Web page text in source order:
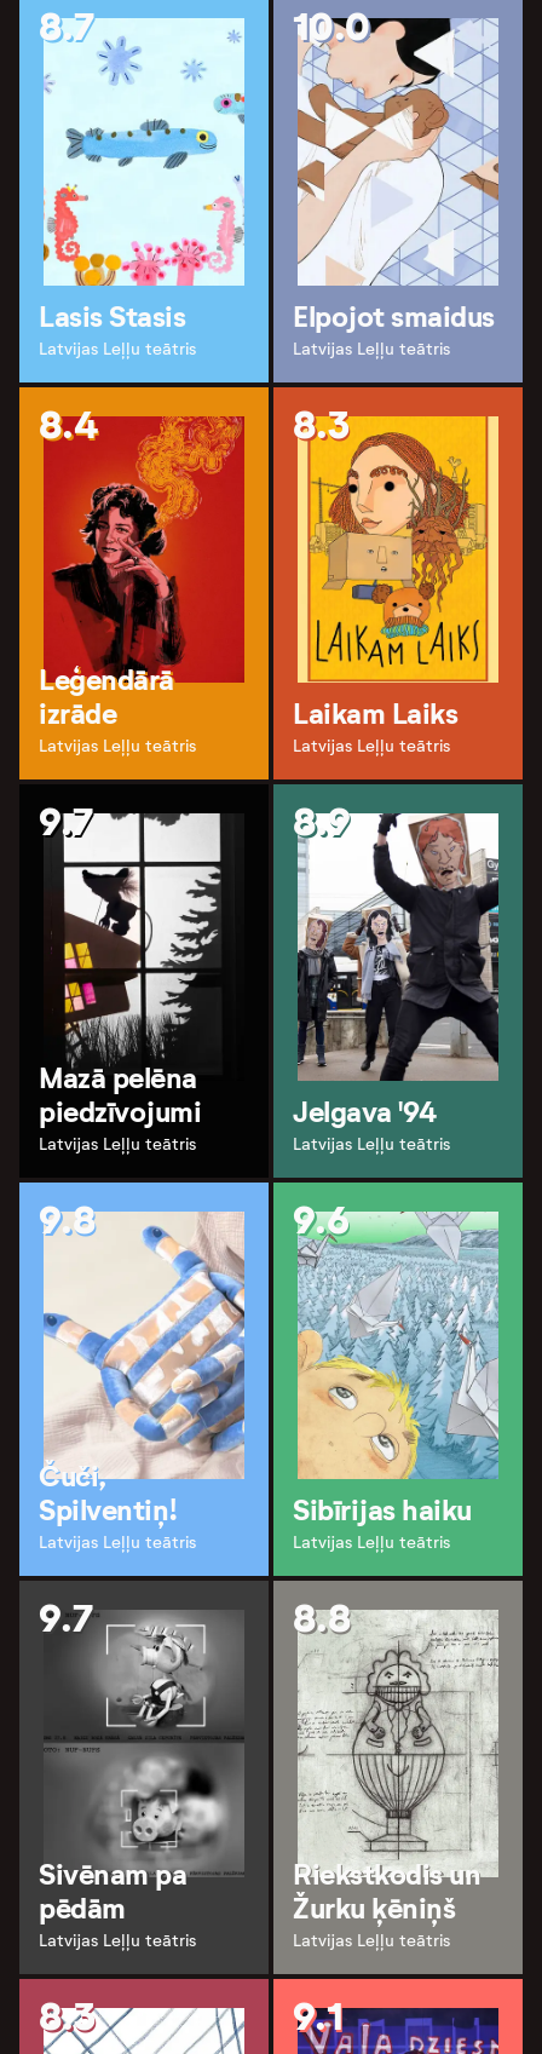
8.7
Lasis Stasis
Latvijas Leļļu teātris
10.0
Elpojot smaidus
Latvijas Leļļu teātris
8.4
Leģendārā
izrāde
Latvijas Leļļu teātris
8.3
Laikam Laiks
Latvijas Leļļu teātris
9.7
Mazā pelēna
piedzīvojumi
Latvijas Leļļu teātris
8.9
Jelgava '94
Latvijas Leļļu teātris
9.8
Čuči,
Spilventiņ!
Latvijas Leļļu teātris
9.6
Sibīrijas haiku
Latvijas Leļļu teātris
9.7
Sivēnam pa
pēdām
Latvijas Leļļu teātris
8.8
Riekstkodis un
Žurku ķēniņš
Latvijas Leļļu teātris
8.3 9.1